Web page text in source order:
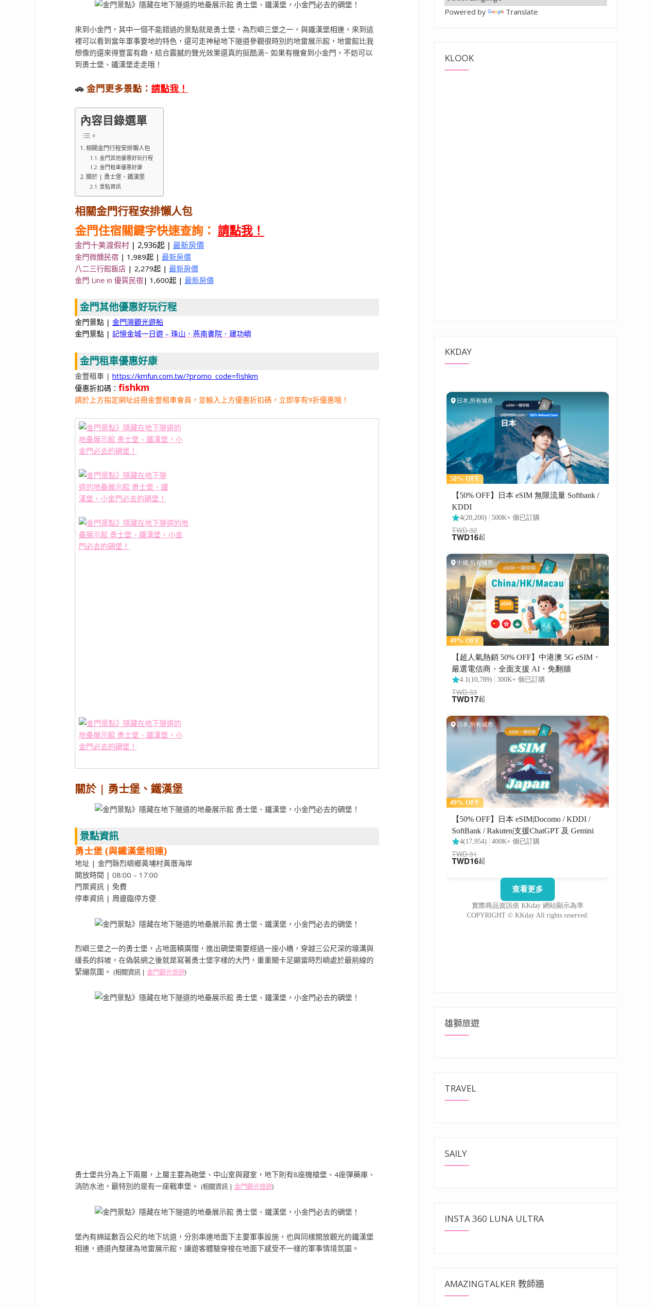
來到小金門，其中一個不能錯過的景點就是勇士堡，為烈嶼三堡之一，與鐵漢堡相連，來到這
裡可以看到當年軍事要地的特色，還可走神秘地下隧道參觀很時別的地雷展示館，地雷館比我
想像的還來得豐富有趣，結合震撼的聲光效果還真的挺酷滴~ 如果有機會到小金門，不妨可以
到勇士堡、鐵漢堡走走哦！
🚗 金門更多景點： 請點我！
內容目錄選單
相關金門行程安排懶人包
金門其他優惠好玩行程
金門租車優惠好康
關於 | 勇士堡、鐵漢堡
景點資訊
相關金門行程安排懶人包
金門住宿關鍵字快速查詢： 請點我！
金門十美渡假村 | 2,936起 | 最新房價
金門微醺民宿 | 1,989起 | 最新房價
八二三行館飯店 | 2,279起 | 最新房價
金門 Line in 優質民宿 | 1,600起 | 最新房價
金門其他優惠好玩行程
金門景點 | 金門灣觀光遊船
金門景點 | 記憶金城一日遊 – 珠山．燕南書院．建功嶼
金門租車優惠好康
金豐租車 | https://kmfun.com.tw/?promo_code=fishkm
優惠折扣碼： fishkm
請於上方指定網址註冊金豐租車會員，並輸入上方優惠折扣碼，立即享有9折優惠哦！
關於 | 勇士堡、鐵漢堡
景點資訊
勇士堡 (與鐵漢堡相連)
地址 | 金門縣烈嶼鄉黃埔村黃厝海岸
開放時間 | 08:00 – 17:00
門票資訊 | 免費
停車資訊 | 周邊臨停方便
烈嶼三堡之一的勇士堡，占地面積廣闊，進出碉堡需要經過一座小橋，穿越三公尺深的壕溝與
緩長的斜坡，在偽裝網之後就是寫著勇士堡字樣的大門，重重關卡足顯當時烈嶼處於最前線的
緊繃氛圍。 (相關資訊 | 金門觀光旅遊)
勇士堡共分為上下兩層，上層主要為砲堡、中山室與寢室，地下則有8座機槍堡、4座彈藥庫、
消防水池，最特別的是有一座戰車堡。 (相關資訊 | 金門觀光旅遊)
堡內有綿延數百公尺的地下坑道，分別串連地面下主要軍事設施，也與同樣開放觀光的鐵漢堡
相連，通道內整建為地雷展示館，讓遊客體驗穿梭在地面下感受不一樣的軍事情境氛圍。
Powered by Translate
KLOOK
KKDAY
雄獅旅遊
TRAVEL
SAILY
INSTA 360 LUNA ULTRA
AMAZINGTALKER 教師牆